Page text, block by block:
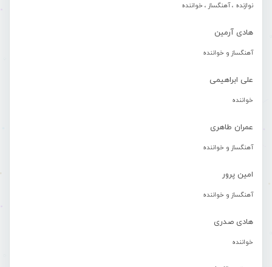
نوازنده ، آهنگساز ، خواننده
هادی آرمین
آهنگساز و خواننده
علی ابراهیمی
خواننده
عمران طاهری
آهنگساز و خواننده
امین پرور
آهنگساز و خواننده
هادی صدری
خواننده